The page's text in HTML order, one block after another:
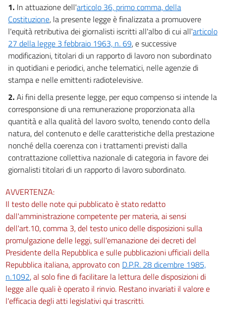
1. In attuazione dell'articolo 36, primo comma, della
Costituzione, la presente legge è finalizzata a promuovere
l'equità retributiva dei giornalisti iscritti all'albo di cui all'articolo
27 della legge 3 febbraio 1963, n. 69, e successive
modificazioni, titolari di un rapporto di lavoro non subordinato
in quotidiani e periodici, anche telematici, nelle agenzie di
stampa e nelle emittenti radiotelevisive.
2.Ai fini della presente legge, per equo compenso si intende la
corresponsione di una remunerazione proporzionata alla
quantità e alla qualità del lavoro svolto, tenendo conto della
natura, del contenuto e delle caratteristiche della prestazione
nonché della coerenza con i trattamenti previsti dalla
contrattazione collettiva nazionale di categoria in favore dei
giornalisti titolari di un rapporto di lavoro subordinato.
AVVERTENZA:
Il testo delle note qui pubblicato è stato redatto
dall'amministrazione competente per materia, ai sensi
dell'art.10, comma 3, del testo unico delle disposizioni sulla
promulgazione delle leggi, sull'emanazione dei decreti del
Presidente della Repubblica e sulle pubblicazioni ufficiali della
Repubblica italiana, approvato con D.P.R. 28 dicembre 1985,
n.1092, al solo fine di facilitare la lettura delle disposizioni di
legge alle quali è operato il rinvio. Restano invariati il valore e
l'efficacia degli atti legislativi qui trascritti.